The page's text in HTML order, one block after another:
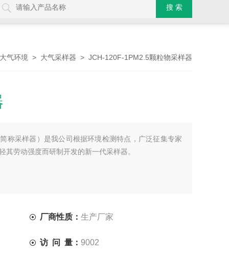
大气环境 > 大气采样器 > JCH-120F-1PM2.5颗粒物采样器
称采样器）是我公司根据环境检测特点，广泛征集专家
劳动强度而研制开发的新一代采样器。
厂商性质： 生产厂家
访 问 量： 9002